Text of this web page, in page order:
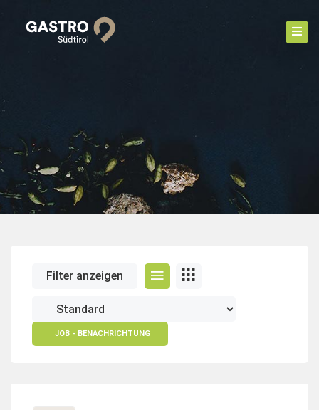
Filter anzeigen
JOB - BENACHRICHTUNG